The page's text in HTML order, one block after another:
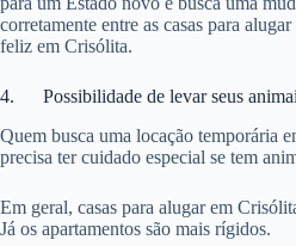
corretamente entre as casas para
feliz em Crisólita.
4. Possibilidade de levar seus
Quem busca uma locação temporária
precisa ter cuidado especial se tem
Em geral, casas para alugar em
Já os apartamentos são mais rígidos.